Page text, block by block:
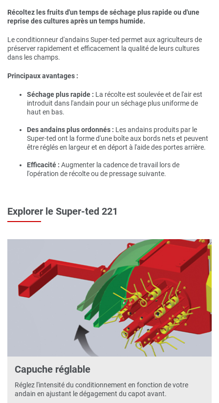
Récoltez les fruits d'un temps de séchage plus rapide ou d'une
reprise des cultures après un temps humide.
Le conditionneur d'andains Super-ted permet aux agriculteurs de
préserver rapidement et efficacement la qualité de leurs cultures
dans les champs.
Principaux avantages :
Séchage plus rapide : La récolte est soulevée et de l'air est
introduit dans l'andain pour un séchage plus uniforme de
haut en bas.
Des andains plus ordonnés : Les andains produits par le
Super-ted ont la forme d'une boîte aux bords nets et peuvent
être réglés en largeur et en déport à l'aide des portes arrière.
Efficacité : Augmenter la cadence de travail lors de
l'opération de récolte ou de pressage suivante.
Explorer le Super-ted 221
Capuche réglable
Réglez l'intensité du conditionnement en fonction de votre
andain en ajustant le dégagement du capot avant.